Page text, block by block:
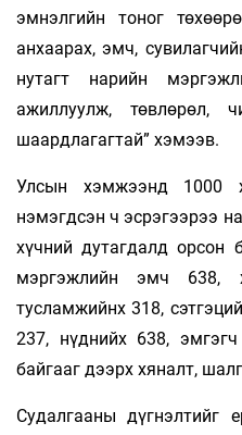
эмнэлгийн тоног
анхаарах, эмч,
нутагт нарийн
ажиллуулж, төвлөрөл,
шаардлагагтай” хэмээв.
Улсын хэмжээнд 1000
нэмэгдсэн ч эсрэгээрээ
хүчний дутагдалд орсон
мэргэжлийн эмч 638,
тусламжийнх 318,
237, нүднийх 638,
байгааг дээрх хяналт,
Судалгааны дүгнэлтийг